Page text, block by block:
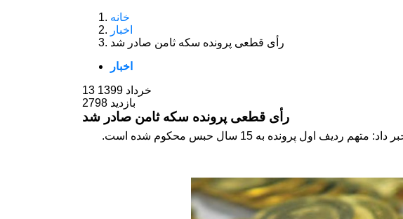
خانه
اخبار
رأی قطعی پرونده سکه ثامن صادر شد
اخبار
13 خرداد 1399
2798 بازدید
رأی قطعی پرونده سکه ثامن صادر شد
اول پرونده به 15 سال حبس محکوم شده است.